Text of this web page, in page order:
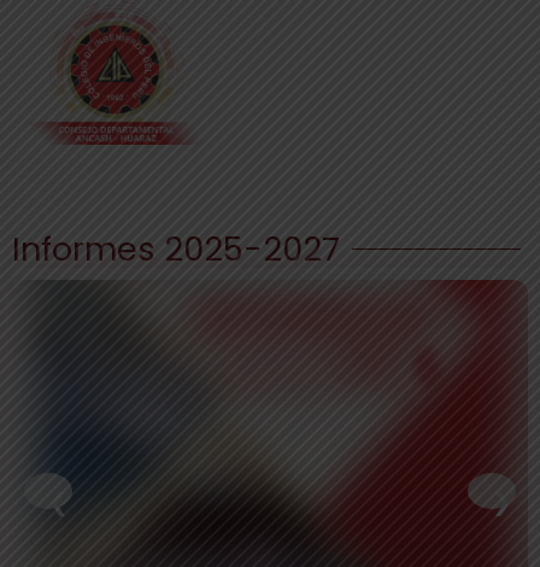
Informes 2025-2027
❮ ❯